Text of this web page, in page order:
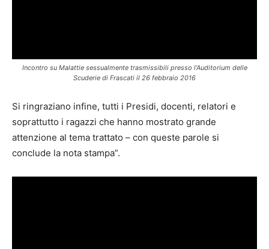
Incontro su Malattie sessualmente trasmissibili presso l’Auditorium delle
Scuderie di Frascati il 26 febbraio 2016
Si ringraziano infine, tutti i Presidi, docenti, relatori e
soprattutto i ragazzi che hanno mostrato grande
attenzione al tema trattato – con queste parole si
conclude la nota stampa”.